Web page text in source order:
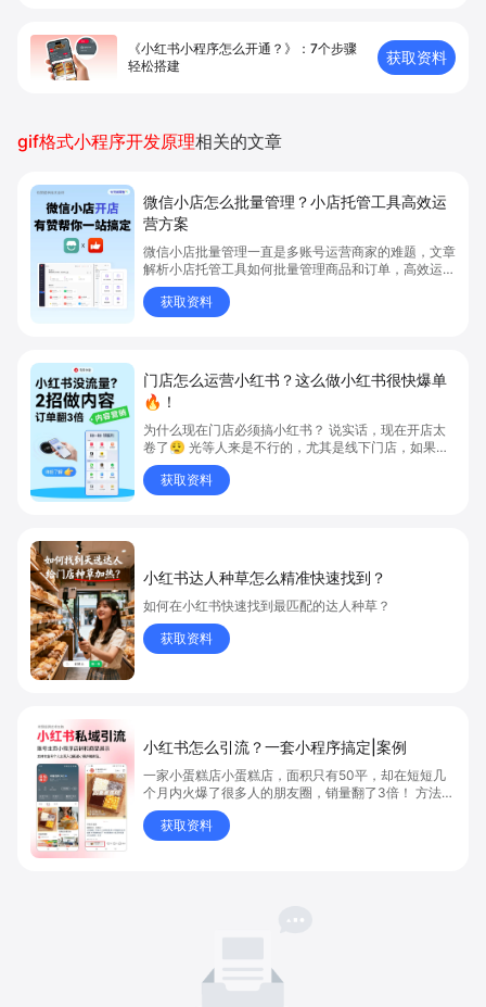
《小红书小程序怎么开通？》：7个步骤
轻松搭建
获取资料
gif格式小程序开发原理相关的文章
微信小店怎么批量管理？小店托管工具高效运
营方案
微信小店批量管理一直是多账号运营商家的难题，文章
解析小店托管工具如何批量管理商品和订单，高效运营
多账号微信小店。通过智能同步、AI运营托管和丰富营
销玩法，全面提升门店管理效率。点击了解微信小店批
量管理、高效托管的实用方案！
获取资料
门店怎么运营小红书？这么做小红书很快爆单
🔥！
为什么现在门店必须搞小红书？ 说实话，现在开店太
卷了😮‍💨 光等人来是不行的，尤其是线下门店，如果你
还没开始做小红书，那真的就是“闭着眼放弃客流”🚪
💸 获取资料
小红书达人种草怎么精准快速找到？
如何在小红书快速找到最匹配的达人种草？
获取资料
小红书怎么引流？一套小程序搞定|案例
一家小蛋糕店小蛋糕店，面积只有50平，却在短短几
个月内火爆了很多人的朋友圈，销量翻了3倍！ 方法则
是——巧妙借助小红书的种草平台和闭环引流，实现从
“种草”到“成交”的完美闭环！ 👇
获取资料